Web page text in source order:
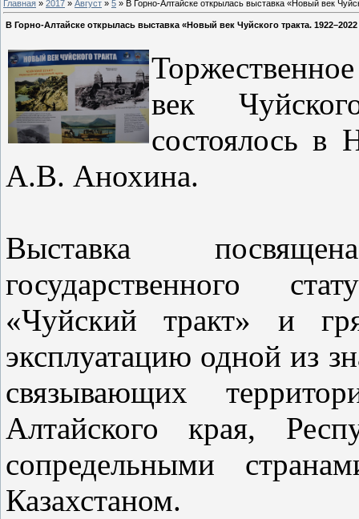
Главная » 2017 » Август » 5 » В Горно-Алтайске открылась выставка «Новый век
В Горно-Алтайске открылась выставка «Новый век Чуйского тракта.
век
состоялось в
А.В. Анохина.
Выставка
государственного
«Чуйский тракт» и
эксплуатацию одной из
связывающих
Алтайского края,
сопредельными
Казахстаном.